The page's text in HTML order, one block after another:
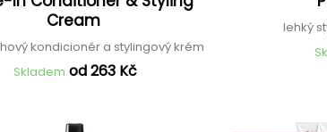
Cream
kondicionér a stylingový krém
Skladem od 263 Kč
lehký